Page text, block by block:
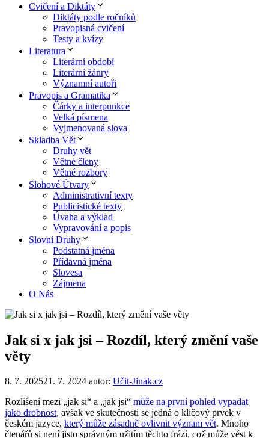
Cvičení a Diktáty
Diktáty podle ročníků
Pravopisná cvičení
Testy a kvízy
Literatura
Literární období
Literární žánry
Významní autoři
Pravopis a Gramatika
Čárky a interpunkce
Velká písmena
Vyjmenovaná slova
Skladba Vět
Druhy vět
Větné členy
Větné rozbory
Slohové Útvary
Administrativní texty
Publicistické texty
Úvaha a výklad
Vypravování a popis
Slovní Druhy
Podstatná jména
Přídavná jména
Slovesa
Zájmena
O Nás
Jak si x jak jsi – Rozdíl, který změní vaše
věty
8. 7. 202521. 7. 2024 autor: Učit-Jinak.cz
Rozlišení mezi „jak si“ a „jak jsi“ může na první pohled vypadat
jako drobnost, avšak ve skutečnosti se jedná o klíčový prvek v
českém jazyce, který může zásadně ovlivnit význam vět. Mnoho
čtenářů si není jisto správným užitím těchto frází, což může vést k